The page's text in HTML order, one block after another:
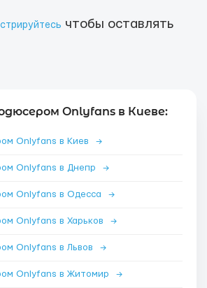
чтобы оставлять
Onlyfans в Киеве:
Onlyfans в Киев →
Onlyfans в Днепр →
Onlyfans в Одесса →
Onlyfans в Харьков →
Onlyfans в Львов →
Onlyfans в Житомир →